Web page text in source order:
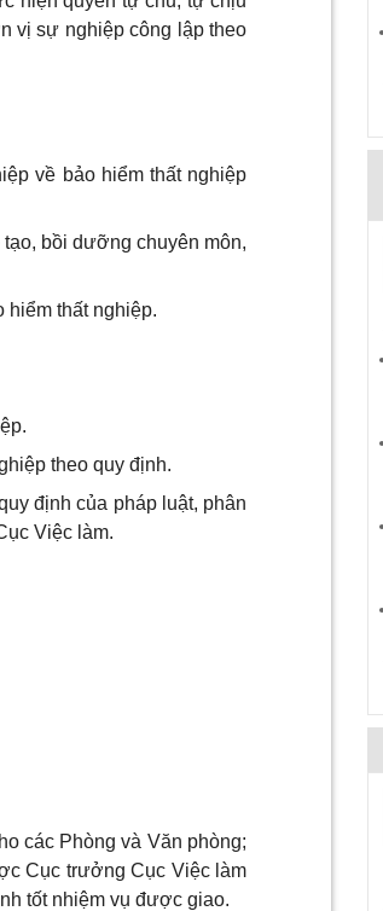
vị sự nghiệp công lập theo
về bảo hiểm thất nghiệp
bồi dưỡng chuyên môn,
hiểm thất nghiệp.
theo quy định.
định của pháp luật, phân
Việc làm.
các Phòng và Văn phòng;
Cục trưởng Cục Việc làm
tốt nhiệm vụ được giao.